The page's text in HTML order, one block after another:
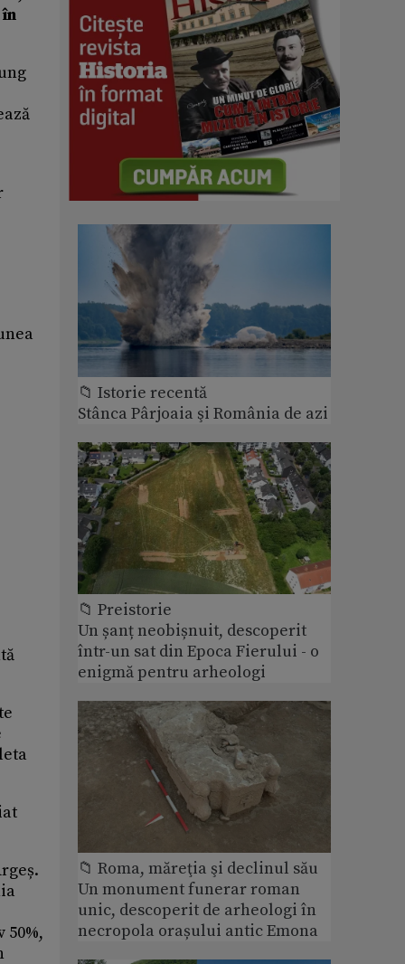
📁 Istorie recentă
Stânca Pârjoaia şi România de azi
📁 Preistorie
Un șanț neobișnuit, descoperit
într-un sat din Epoca Fierului - o
enigmă pentru arheologi
📁 Roma, măreţia şi declinul său
Un monument funerar roman
unic, descoperit de arheologi în
necropola orașului antic Emona